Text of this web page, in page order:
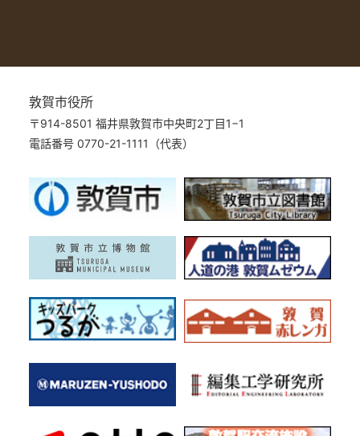
敦賀市役所
〒914-8501 福井県敦賀市中央町2丁目1−1
電話番号 0770-21-1111（代表）